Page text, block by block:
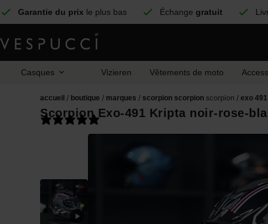
Garantie du prix le plus bas Échange gratuit
Casques Vizieren Vêtements de moto
accueil / boutique / marques / scorpion scorpion scorpion /exo 491
Scorpion Exo-491 Kripta noir-rose-
1 review